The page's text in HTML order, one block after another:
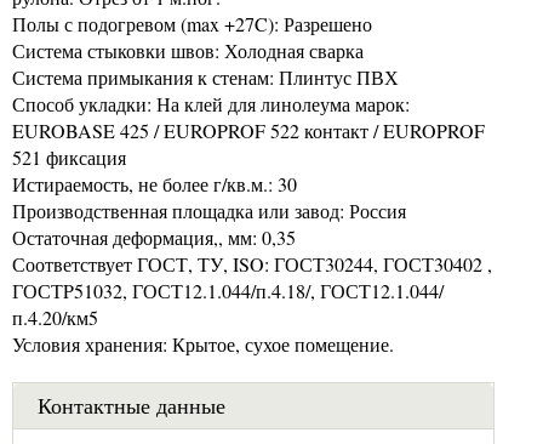
Полы с подогревом (max +27C): Разрешено
Система стыковки швов: Холодная сварка
Система примыкания к стенам: Плинтус ПВХ
Способ укладки: На клей для линолеума марок:
EUROBASE 425 / EUROPROF 522 контакт / EUROPROF
521 фиксация
Истираемость, не более г/кв.м.: 30
Производственная площадка или завод: Россия
Остаточная деформация,, мм: 0,35
Соответствует ГОСТ, ТУ, ISO: ГОСТ30244, ГОСТ30402 ,
ГОСТP51032, ГОСТ12.1.044/п.4.18/, ГОСТ12.1.044/
п.4.20/км5
Условия хранения: Крытое, сухое помещение.
Контактные данные